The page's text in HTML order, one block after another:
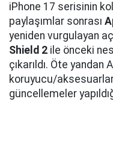
iPhone 17 serisinin
paylaşımlar sonrası
yeniden vurgulayan
Shield 2 ile önceki
çıkarıldı. Öte yandan
koruyucu/
güncellemeler